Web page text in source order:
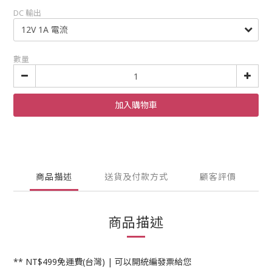
DC 輸出
數量
加入購物車
商品描述 送貨及付款方式 顧客評價
商品描述
** NT$499免運費(台灣) | 可以開統編發票給您